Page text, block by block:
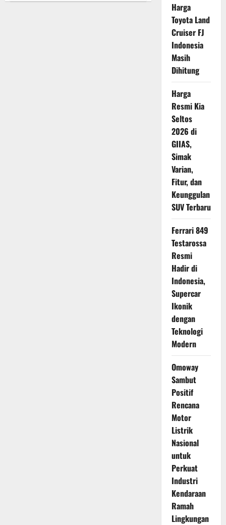
Alphard
Harga
Toyota Land
Cruiser FJ
Indonesia
Masih
Dihitung
Harga
Resmi Kia
Seltos
2026 di
GIIAS,
Simak
Varian,
Fitur, dan
Keunggulan
SUV Terbaru
Ferrari 849
Testarossa
Resmi
Hadir di
Indonesia,
Supercar
Ikonik
dengan
Teknologi
Modern
Omoway
Sambut
Positif
Rencana
Motor
Listrik
Nasional
untuk
Perkuat
Industri
Kendaraan
Ramah
Lingkungan